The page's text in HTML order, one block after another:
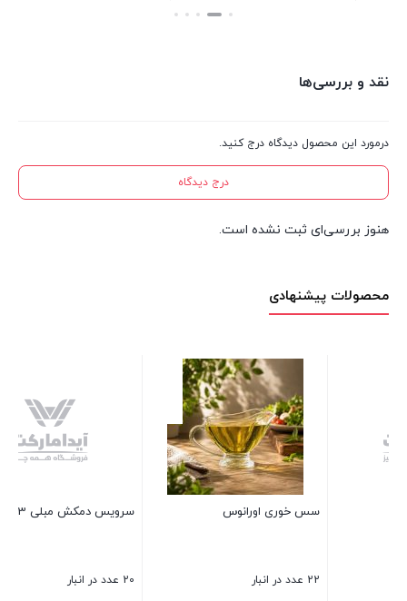
نقد و بررسی‌ها
درمورد این محصول دیدگاه درج کنید.
درج دیدگاه
هنوز بررسی‌ای ثبت نشده است.
محصولات پیشنهادی
سرویس دمکش مبلی 3 پارچه